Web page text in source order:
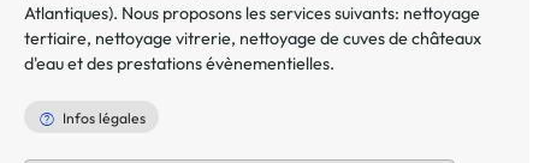
Atlantiques). Nous proposons les services suivants: nettoyage
tertiaire, nettoyage vitrerie, nettoyage de cuves de châteaux
d'eau et des prestations évènementielles.
Infos légales